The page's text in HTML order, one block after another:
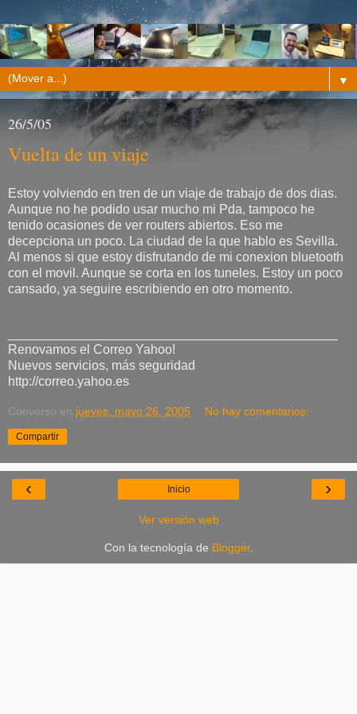
▼
26/5/05
Vuelta de un viaje
Estoy volviendo en tren de un viaje de trabajo de dos dias.
Aunque no he podido usar mucho mi Pda, tampoco he
tenido ocasiones de ver routers abiertos. Eso me
decepciona un poco. La ciudad de la que hablo es Sevilla.
Al menos si que estoy disfrutando de mi conexion bluetooth
con el movil. Aunque se corta en los tuneles. Estoy un poco
cansado, ya seguire escribiendo en otro momento.
Renovamos el Correo Yahoo!
Nuevos servicios, más seguridad
http://correo.yahoo.es
Converso en jueves, mayo 26, 2005 No hay comentarios:
Compartir
‹ ›
Inicio
Ver versión web
Con la tecnología de Blogger.